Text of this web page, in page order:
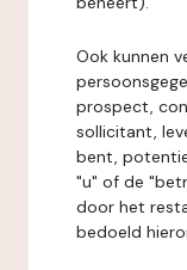
Ook kunnen
prospect,
sollicitant,
bent,
"u" of de
door het
bedoeld